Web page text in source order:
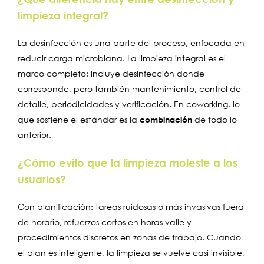
limpieza integral?
La desinfección es una parte del proceso, enfocada en
reducir carga microbiana. La limpieza integral es el
marco completo: incluye desinfección donde
corresponde, pero también mantenimiento, control de
detalle, periodicidades y verificación. En coworking, lo
que sostiene el estándar es la combinación de todo lo
anterior.
¿Cómo evito que la limpieza moleste a los
usuarios?
Con planificación: tareas ruidosas o más invasivas fuera
de horario, refuerzos cortos en horas valle y
procedimientos discretos en zonas de trabajo. Cuando
el plan es inteligente, la limpieza se vuelve casi invisible,